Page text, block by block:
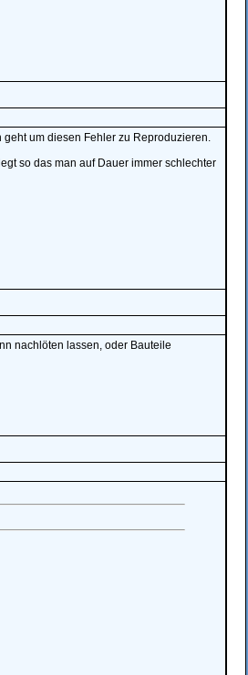
um diesen Fehler zu Reproduzieren.
so das man auf Dauer immer schlechter
nachlöten lassen, oder Bauteile